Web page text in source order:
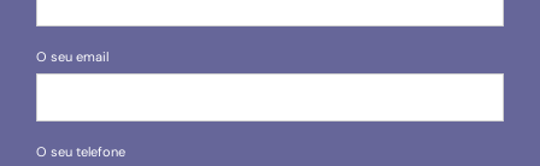
O seu email
O seu telefone